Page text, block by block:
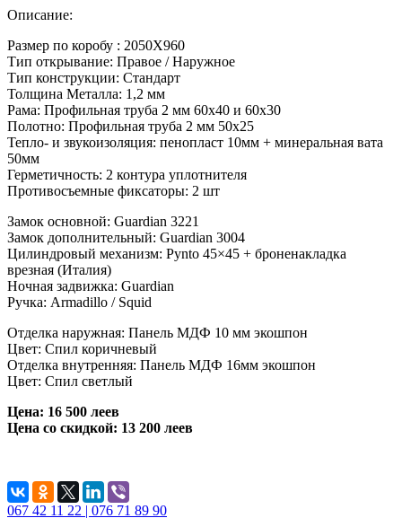
Описание:
Размер по коробу : 2050Х960
Тип открывание: Правое / Наружное
Тип конструкции: Стандарт
Толщина Металла: 1,2 мм
Рама: Профильная труба 2 мм 60х40 и 60х30
Полотно: Профильная труба 2 мм 50х25
Тепло- и звукоизоляция: пенопласт 10мм + минеральная вата
50мм
Герметичность: 2 контура уплотнителя
Противосъемные фиксаторы: 2 шт
Замок основной: Guardian 3221
Замок дополнительный: Guardian 3004
Цилиндровый механизм: Pynto 45×45 + броненакладка
врезная (Италия)
Ночная задвижка: Guardian
Ручка: Armadillo / Squid
Отделка наружная: Панель МДФ 10 мм экошпон
Цвет: Спил коричневый
Отделка внутренняя: Панель МДФ 16мм экошпон
Цвет: Спил светлый
Цена: 16 500 леев
Цена со скидкой: 13 200 леев
067 42 11 22 | 076 71 89 90